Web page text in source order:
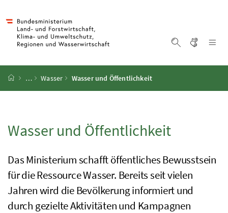
Startseite
… Wasser Wasser und Öffentlichkeit
Wasser und Öffentlichkeit
DasMinisteriumschafft öffentliches Bewusstsein
für die Ressource Wasser. Bereits seit vielen
Jahren wird die Bevölkerung informiert und
durch gezielte Aktivitäten und Kampagnen